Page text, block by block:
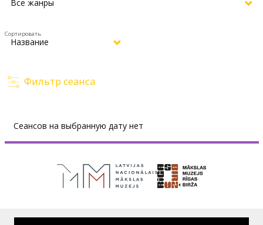
Сортировать
Фильтр сеанса
Сеансов на выбранную дату нет